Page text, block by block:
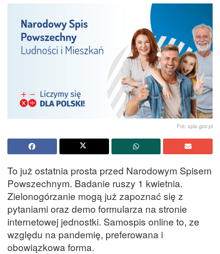
Fot. spis.gov.pl
To już ostatnia prosta przed Narodowym Spisem
Powszechnym. Badanie ruszy 1 kwietnia.
Zielonogórzanie mogą już zapoznać się z
pytaniami oraz demo formularza na stronie
internetowej jednostki. Samospis online to, ze
względu na pandemię, preferowana i
obowiązkowa forma.